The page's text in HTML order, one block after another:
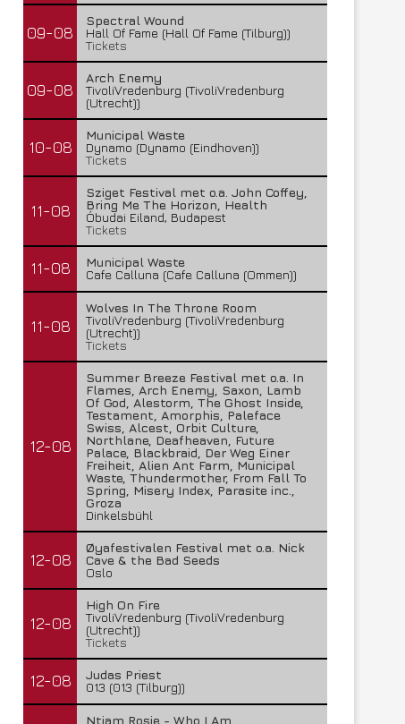
09-08
Spectral Wound
Hall Of Fame (Hall Of Fame (Tilburg))
Tickets
09-08
Arch Enemy
TivoliVredenburg (TivoliVredenburg
(Utrecht))
10-08
Municipal Waste
Dynamo (Dynamo (Eindhoven))
Tickets
11-08
Sziget Festival met o.a. John Coffey,
Bring Me The Horizon, Health
Óbudai Eiland, Budapest
Tickets
11-08
Municipal Waste
Cafe Calluna (Cafe Calluna (Ommen))
11-08
Wolves In The Throne Room
TivoliVredenburg (TivoliVredenburg
(Utrecht))
Tickets
12-08
Summer Breeze Festival met o.a. In
Flames, Arch Enemy, Saxon, Lamb
Of God, Alestorm, The Ghost Inside,
Testament, Amorphis, Paleface
Swiss, Alcest, Orbit Culture,
Northlane, Deafheaven, Future
Palace, Blackbraid, Der Weg Einer
Freiheit, Alien Ant Farm, Municipal
Waste, Thundermother, From Fall To
Spring, Misery Index, Parasite inc.,
Groza
Dinkelsbühl
12-08
Øyafestivalen Festival met o.a. Nick
Cave & the Bad Seeds
Oslo
12-08
High On Fire
TivoliVredenburg (TivoliVredenburg
(Utrecht))
Tickets
12-08
Judas Priest
013 (013 (Tilburg))
Ntjam Rosie - Who I Am